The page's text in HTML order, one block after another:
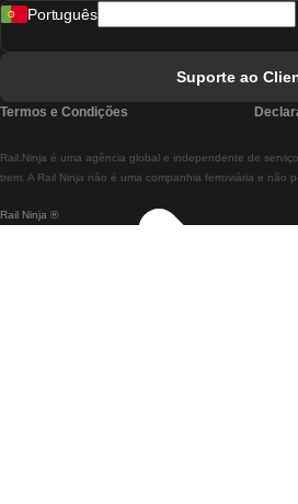
Comboios De Lisboa A
Comboios De Braga A
Rail Ninja ®
Rail.Ninja é uma agência global e independente de
trem. A Rail Ninja não é uma companhia ferroviária e não
Português
Suporte ao
Termos e Condições